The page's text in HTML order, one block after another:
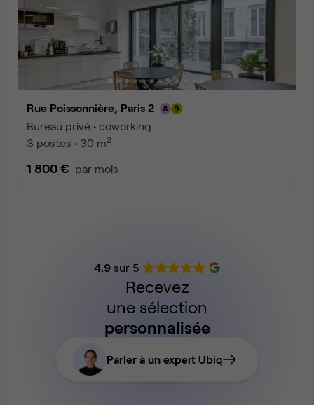
Rue Poissonnière, Paris 2
Bureau privé • coworking
3 postes • 30 m2
1 800 € par mois
4.9sur 5
Recevez
une sélection
personnalisée
Parler à un expert Ubiq